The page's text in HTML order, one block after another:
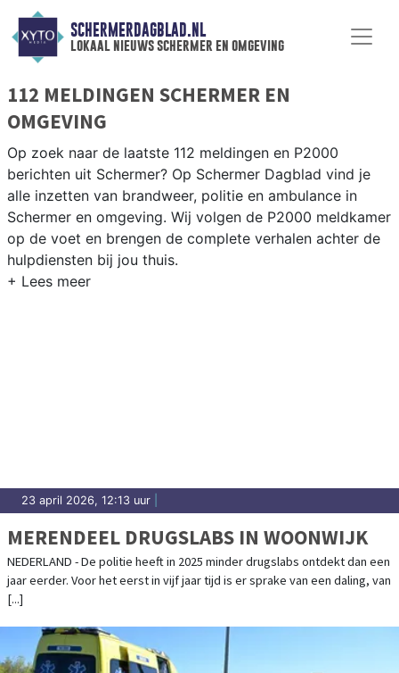
SCHERMERDAGBLAD.NL
lokaal nieuws schermer en omgeving
112 MELDINGEN SCHERMER EN
OMGEVING
Op zoek naar de laatste 112 meldingen en P2000
berichten uit Schermer? Op Schermer Dagblad vind je
alle inzetten van brandweer, politie en ambulance in
Schermer en omgeving. Wij volgen de P2000 meldkamer
op de voet en brengen de complete verhalen achter de
hulpdiensten bij jou thuis.
23 april 2026, 12:13 uur
MERENDEEL DRUGSLABS IN WOONWIJK
NEDERLAND - De politie heeft in 2025 minder drugslabs ontdekt dan een
jaar eerder. Voor het eerst in vijf jaar tijd is er sprake van een daling, van
[...]